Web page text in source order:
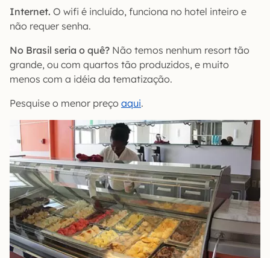
Internet. O wifi é incluído, funciona no hotel inteiro e
não requer senha.
No Brasil seria o quê? Não temos nenhum resort tão
grande, ou com quartos tão produzidos, e muito
menos com a idéia da tematização.
Pesquise o menor preço aqui.